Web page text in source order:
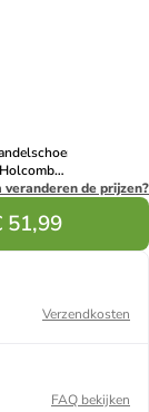
III'' kaki
veranderen de prijzen?
51,99
Verzendkosten
FAQ bekijken